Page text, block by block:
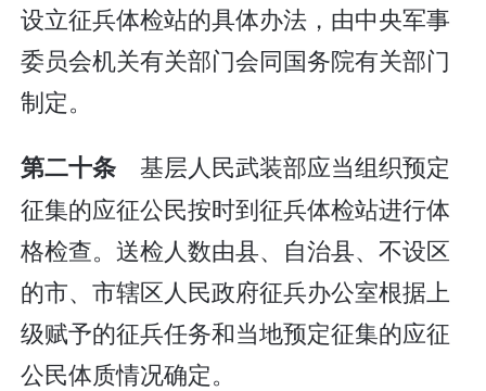
设立征兵体检站的具体办法，由中央军事
委员会机关有关部门会同国务院有关部门
制定。
第二十条 基层人民武装部应当组织预定
征集的应征公民按时到征兵体检站进行体
格检查。送检人数由县、自治县、不设区
的市、市辖区人民政府征兵办公室根据上
级赋予的征兵任务和当地预定征集的应征
公民体质情况确定。